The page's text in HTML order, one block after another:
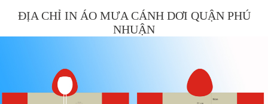
ĐỊA CHỈ IN ÁO MƯA CÁNH DƠI QUẬN PHÚ
NHUẬN